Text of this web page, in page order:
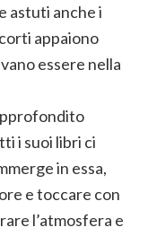
astuti anche i
appaiono
essere nella
i suoi libri ci
in essa,
e toccare con
l’atmosfera e